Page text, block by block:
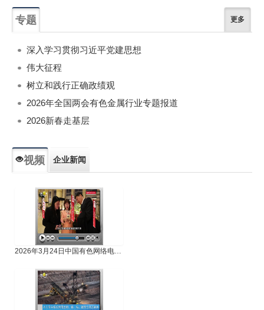
专题 更多
深入学习贯彻习近平党建思想
伟大征程
树立和践行正确政绩观
2026年全国两会有色金属行业专题报道
2026新春走基层
视频 企业新闻
2026年3月24日中国有色网络电视新闻